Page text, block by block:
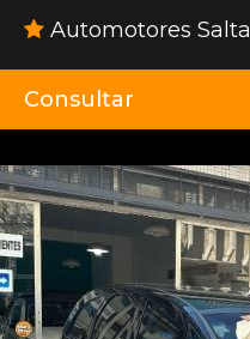
Automotores Salta
Consultar